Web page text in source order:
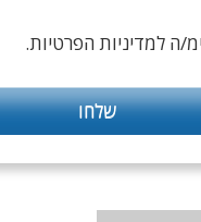
ה למדיניות הפרטיות.